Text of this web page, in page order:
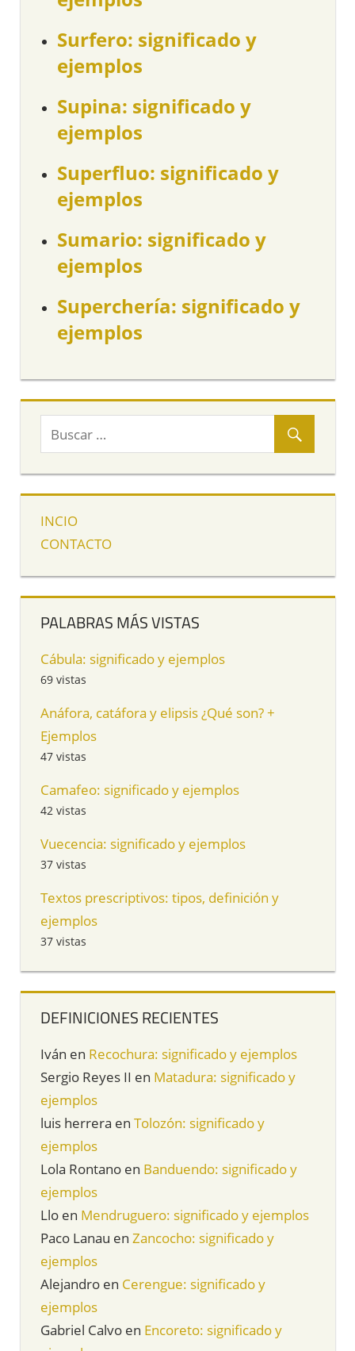
Surfero: significado y
ejemplos
Supina: significado y
ejemplos
Superfluo: significado y
ejemplos
Sumario: significado y
ejemplos
Superchería: significado y
ejemplos
INCIO
CONTACTO
PALABRAS MÁS VISTAS
Cábula: significado y ejemplos
69 vistas
Anáfora, catáfora y elipsis ¿Qué son? +
Ejemplos
47 vistas
Camafeo: significado y ejemplos
42 vistas
Vuecencia: significado y ejemplos
37 vistas
Textos prescriptivos: tipos, definición y
ejemplos
37 vistas
DEFINICIONES RECIENTES
Iván en Recochura: significado y ejemplos
Sergio Reyes II en Matadura: significado y
ejemplos
luis herrera en Tolozón: significado y
ejemplos
Lola Rontano en Banduendo: significado y
ejemplos
Llo en Mendruguero: significado y ejemplos
Paco Lanau en Zancocho: significado y
ejemplos
Alejandro en Cerengue: significado y
ejemplos
Gabriel Calvo en Encoreto: significado y